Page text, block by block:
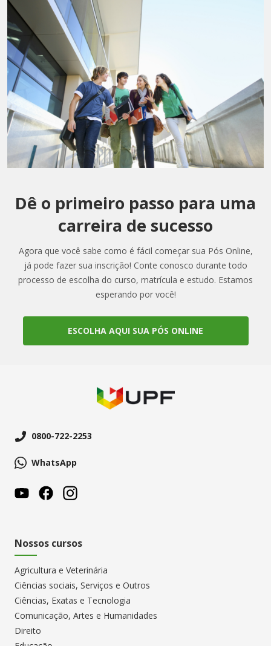
Dê o primeiro passo para uma
carreira de sucesso
Agora que você sabe como é fácil começar sua Pós Online,
já pode fazer sua inscrição! Conte conosco durante todo
processo de escolha do curso, matrícula e estudo. Estamos
esperando por você!
ESCOLHA AQUI SUA PÓS ONLINE
0800-722-2253
WhatsApp
Nossos cursos
Agricultura e Veterinária
Ciências sociais, Serviços e Outros
Ciências, Exatas e Tecnologia
Comunicação, Artes e Humanidades
Direito